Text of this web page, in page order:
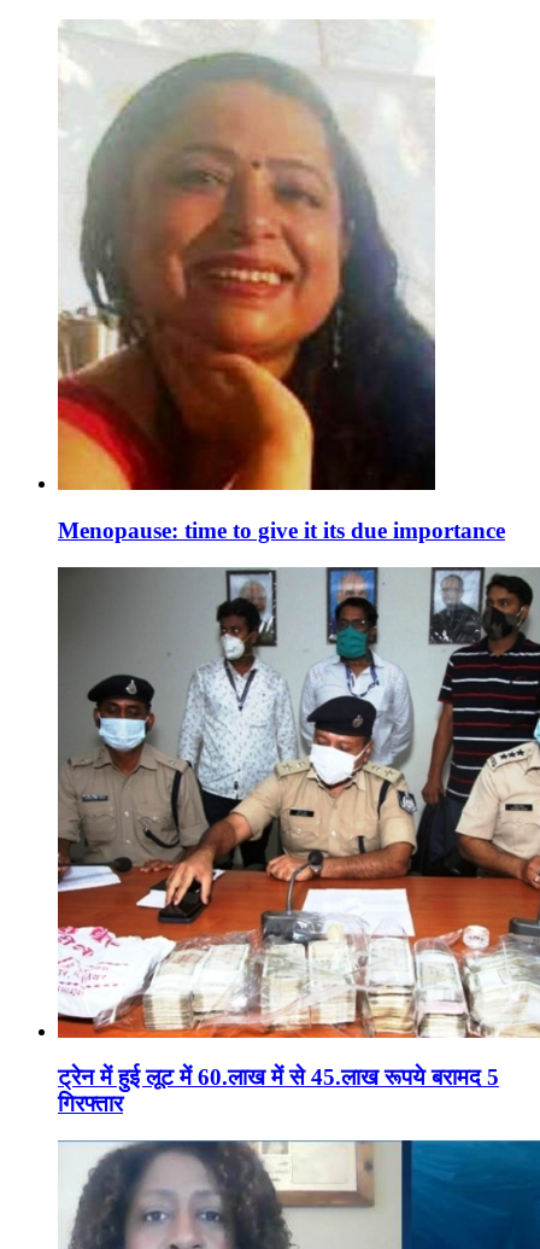
Menopause: time to give it its due importance
ट्रेन में हुई लूट में 60.लाख में से 45.लाख रूपये बरामद 5
गिरफ्तार